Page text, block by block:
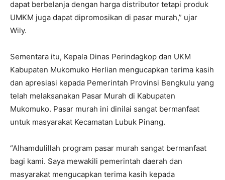
dapat berbelanja dengan harga distributor tetapi produk
UMKM juga dapat dipromosikan di pasar murah,” ujar
Wily.
Sementara itu, Kepala Dinas Perindagkop dan UKM
Kabupaten Mukomuko Herlian mengucapkan terima kasih
dan apresiasi kepada Pemerintah Provinsi Bengkulu yang
telah melaksanakan Pasar Murah di Kabupaten
Mukomuko. Pasar murah ini dinilai sangat bermanfaat
untuk masyarakat Kecamatan Lubuk Pinang.
“Alhamdulillah program pasar murah sangat bermanfaat
bagi kami. Saya mewakili pemerintah daerah dan
masyarakat mengucapkan terima kasih kepada